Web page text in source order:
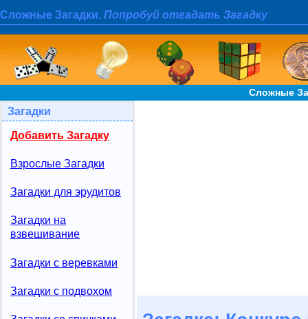
Сложные Загадки. Попробуй отгадать Загадку
Сложные
Загадки
Добавить Загадку
Взрослые Загадки
Загадки для эрудитов
Загадки на
взвешивание
Загадки с веревками
Загадки с подвохом